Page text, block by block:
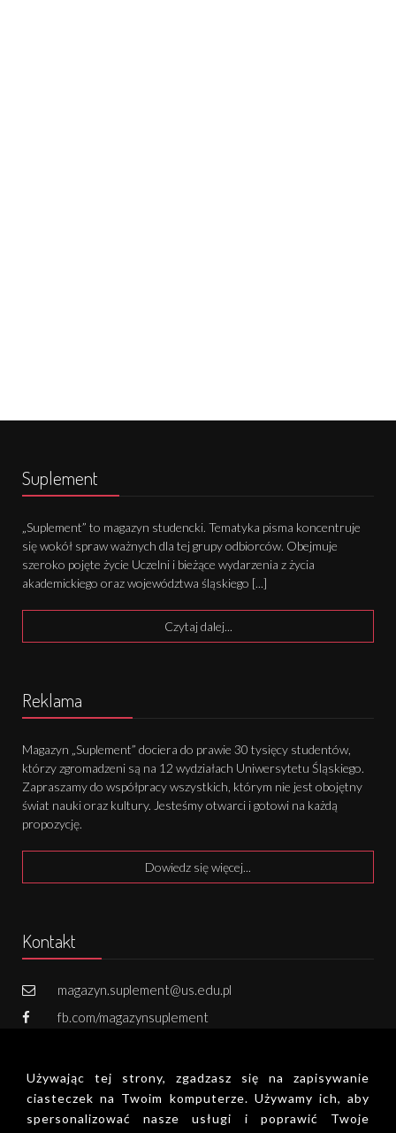
Suplement
„Suplement” to magazyn studencki. Tematyka pisma koncentruje
się wokół spraw ważnych dla tej grupy odbiorców. Obejmuje
szeroko pojęte życie Uczelni i bieżące wydarzenia z życia
akademickiego oraz województwa śląskiego [...]
Czytaj dalej...
Reklama
Magazyn „Suplement” dociera do prawie 30 tysięcy studentów,
którzy zgromadzeni są na 12 wydziałach Uniwersytetu Śląskiego.
Zapraszamy do współpracy wszystkich, którym nie jest obojętny
świat nauki oraz kultury. Jesteśmy otwarci i gotowi na każdą
propozycję.
Dowiedz się więcej...
Kontakt
magazyn.suplement@us.edu.pl
fb.com/magazynsuplement
Zapisz się do newslettera!
Używając tej strony, zgadzasz się na zapisywanie
ciasteczek na Twoim komputerze. Używamy ich, aby
spersonalizować nasze usługi i poprawić Twoje